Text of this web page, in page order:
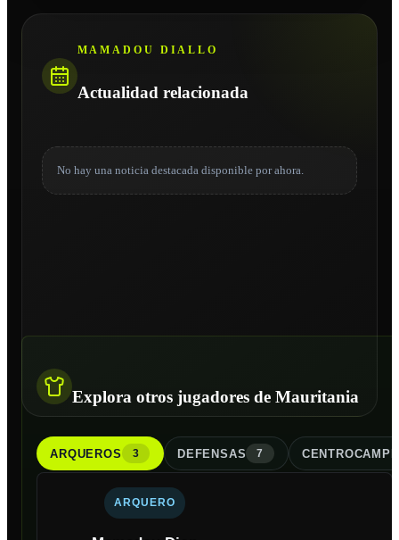
MAMADOU DIALLO
Actualidad relacionada
No hay una noticia destacada disponible por ahora.
Explora otros jugadores de Mauritania
ARQUEROS 3 DEFENSAS 7
ARQUERO